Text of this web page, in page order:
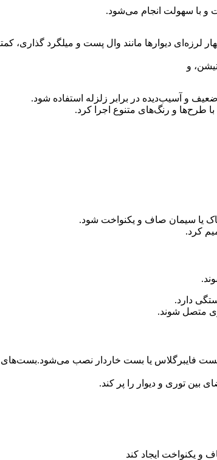
و با سهولت انجام می‌شود.
دیوارها مانند وال پست و میلگرد گذاری،
و
و آسیب‌دیده در برابر زلزله استفاده شود.
طرح‌ها و رنگ‌های متنوع اجرا کرد.
خاک یا سیمان صاف و یکنواخت شود.
کرد.
دارد.
متصل شوند.
فایبرگلاس یا بست خاردار نصب می‌شود.بست‌های
بین توری و دیوار را پر کند.
و یکنواخت ایجاد کند